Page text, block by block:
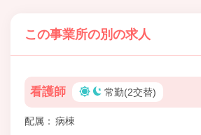
この事業所の別の求人
看護師 常勤(2交替)
配属
病棟